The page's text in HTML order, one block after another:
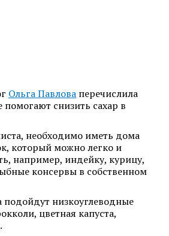
Ольга Павлова перечислила
снизить сахар в
необходимо иметь дома
который можно легко и
например, индейку, курицу,
консервы в собственном
подойдут низкоуглеводные
цветная капуста,